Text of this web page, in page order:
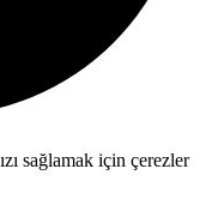
sağlamak için çerezler